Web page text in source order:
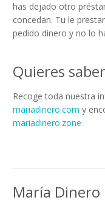
has dejado otro
concedan. Tu le
pedido dinero y no lo
Quieres
Recoge toda nuestra
mariadinero.com y
mariadinero.zone
María Dinero